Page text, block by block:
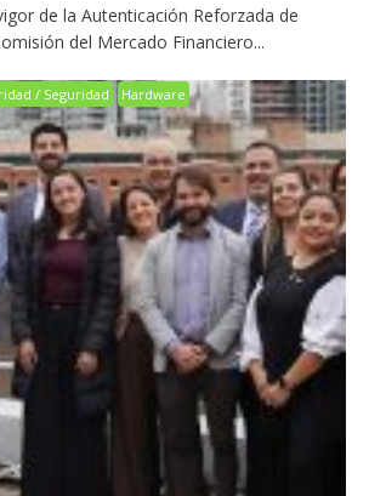
de la Autenticación Reforzada de
del Mercado Financiero...
/ Seguridad Hardware